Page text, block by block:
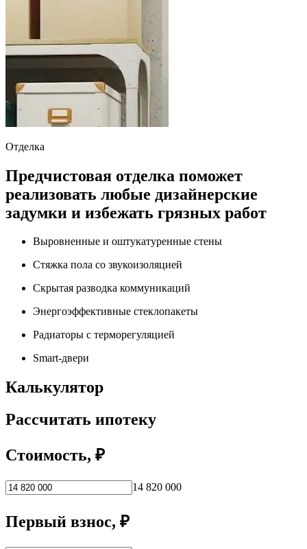
Отделка
Предчистовая отделка поможет
реализовать любые дизайнерские
задумки и избежать грязных работ
Выровненные и оштукатуренные стены
Стяжка пола со звукоизоляцией
Скрытая разводка коммуникаций
Энергоэффективные стеклопакеты
Радиаторы с терморегуляцией
Smart-двери
Калькулятор
Рассчитать ипотеку
Стоимость, ₽
14 820 000
Первый взнос, ₽